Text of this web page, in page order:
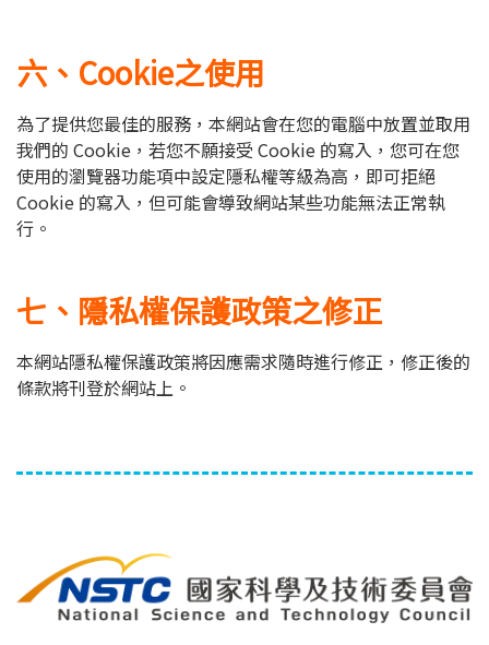
六、Cookie之使用
為了提供您最佳的服務，本網站會在您的電腦中放置並取用
我們的 Cookie，若您不願接受 Cookie 的寫入，您可在您
使用的瀏覽器功能項中設定隱私權等級為高，即可拒絕
Cookie 的寫入，但可能會導致網站某些功能無法正常執
行。
七、隱私權保護政策之修正
本網站隱私權保護政策將因應需求隨時進行修正，修正後的
條款將刊登於網站上。